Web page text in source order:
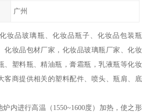
广州
妆品玻璃瓶、化妆品瓶子、化妆品包装瓶
化妆品包材厂家，化妆品玻璃瓶厂家、化妆
、塑料瓶、精油瓶，膏霜瓶，乳液瓶等化妆
客商提供相关的塑料配件、喷头、瓶肩、底
内进行高温（1550~1600度）加热，使之形